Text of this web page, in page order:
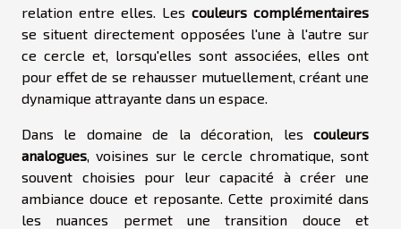
relation entre elles. Les couleurs complémentaires
se situent directement opposées l'une à l'autre sur
ce cercle et, lorsqu'elles sont associées, elles ont
pour effet de se rehausser mutuellement, créant une
dynamique attrayante dans un espace.
Dans le domaine de la décoration, les couleurs
analogues , voisines sur le cercle chromatique, sont
souvent choisies pour leur capacité à créer une
ambiance douce et reposante. Cette proximité dans
les nuances permet une transition douce et